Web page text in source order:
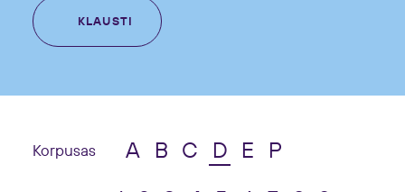
KLAUSTI
Korpusas A B C D E P